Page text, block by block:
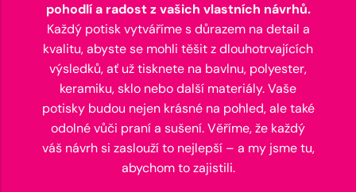
pohodlí a radost z vašich vlastních návrhů.
Každý potisk vytváříme s důrazem na detail a
kvalitu, abyste se mohli těšit z dlouhotrvajících
výsledků, ať už tisknete na bavlnu, polyester,
keramiku, sklo nebo další materiály. Vaše
potisky budou nejen krásné na pohled, ale také
odolné vůči praní a sušení. Věříme, že každý
váš návrh si zaslouží to nejlepší – a my jsme tu,
abychom to zajistili.